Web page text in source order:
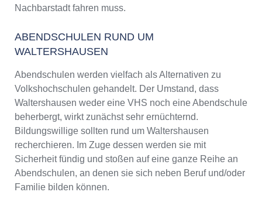
Nachbarstadt fahren muss.
ABENDSCHULEN RUND UM
WALTERSHAUSEN
Abendschulen werden vielfach als Alternativen zu
Volkshochschulen gehandelt. Der Umstand, dass
Waltershausen weder eine VHS noch eine Abendschule
beherbergt, wirkt zunächst sehr ernüchternd.
Bildungswillige sollten rund um Waltershausen
recherchieren. Im Zuge dessen werden sie mit
Sicherheit fündig und stoßen auf eine ganze Reihe an
Abendschulen, an denen sie sich neben Beruf und/oder
Familie bilden können.